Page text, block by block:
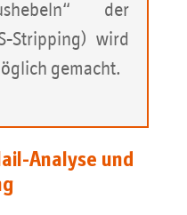
der
Stripping) wird
gemacht.
Analyse und